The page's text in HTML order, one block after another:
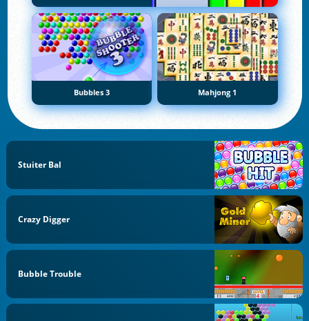
Bubbles 3 Mahjong 1
Stuiter Bal
Crazy Digger
Bubble Trouble